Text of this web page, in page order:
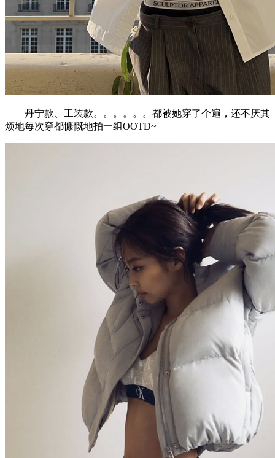
丹宁款、工装款。。。。。。都被她穿了个遍，还不厌其
烦地每次穿都慷慨地拍一组OOTD~